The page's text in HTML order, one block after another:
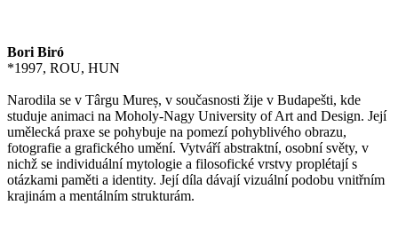
Bori Biró
*1997, ROU, HUN
Narodila se v Târgu Mureș, v současnosti žije v Budapešti, kde
studuje animaci na Moholy-Nagy University of Art and Design. Její
umělecká praxe se pohybuje na pomezí pohyblivého obrazu,
fotografie a grafického umění. Vytváří abstraktní, osobní světy, v
nichž se individuální mytologie a filosofické vrstvy proplétají s
otázkami paměti a identity. Její díla dávají vizuální podobu vnitřním
krajinám a mentálním strukturám.